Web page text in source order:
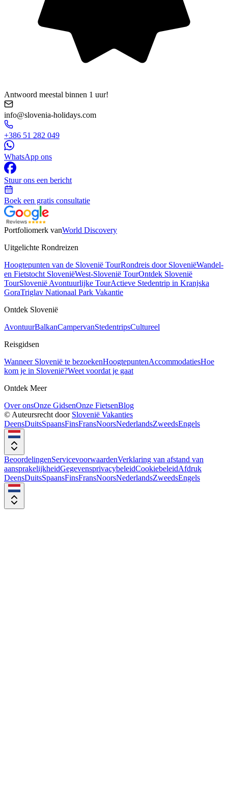
Antwoord meestal binnen 1 uur!
info@slovenia-holidays.com
+386 51 282 049
WhatsApp ons
Stuur ons een bericht
Boek een gratis consultatie
Portfoliomerk vanWorld Discovery
Uitgelichte Rondreizen
Hoogtepunten van de Slovenië TourRondreis door SloveniëWandel-
en Fietstocht SloveniëWest-Slovenië TourOntdek Slovenië
TourSlovenië Avontuurlijke TourActieve Stedentrip in Kranjska
GoraTriglav Nationaal Park Vakantie
Ontdek Slovenië
AvontuurBalkanCampervanStedentripsCultureel
Reisgidsen
Wanneer Slovenië te bezoekenHoogtepuntenAccommodatiesHoe
kom je in Slovenië?Weet voordat je gaat
Ontdek Meer
Over onsOnze GidsenOnze FietsenBlog
© Auteursrecht door Slovenië Vakanties
DeensDuitsSpaansFinsFransNoorsNederlandsZweedsEngels
BeoordelingenServicevoorwaardenVerklaring van afstand van
aansprakelijkheidGegevensprivacybeleidCookiebeleidAfdruk
DeensDuitsSpaansFinsFransNoorsNederlandsZweedsEngels